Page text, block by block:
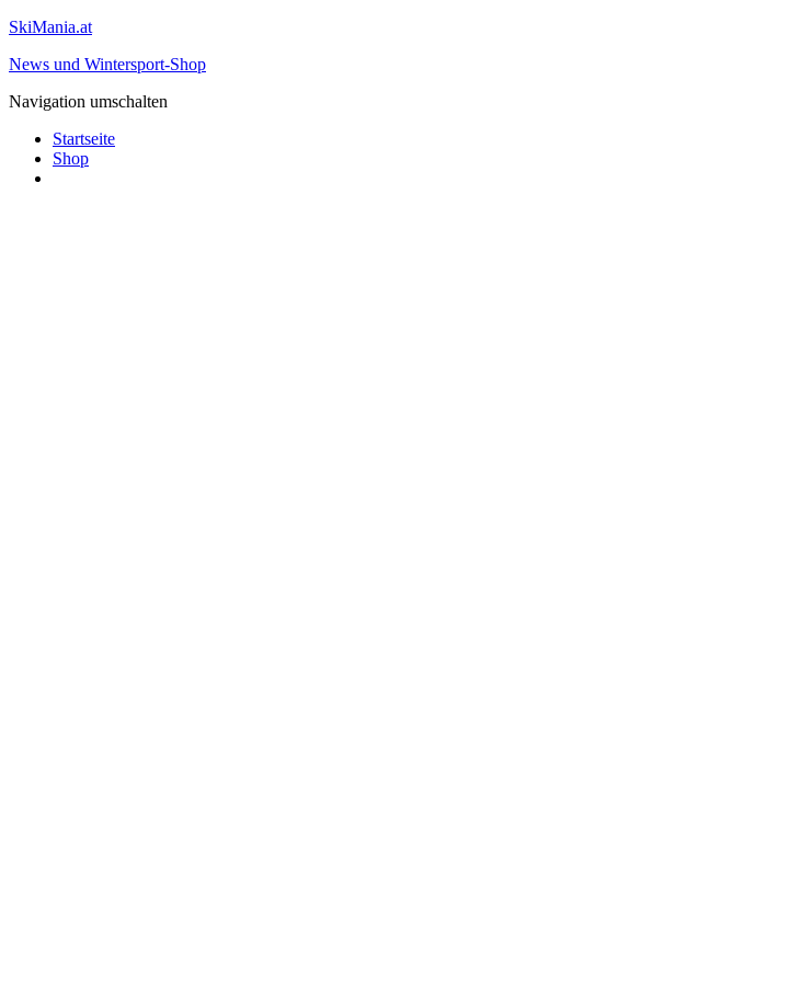
SkiMania.at
News und Wintersport-Shop
Navigation umschalten
Startseite
Shop